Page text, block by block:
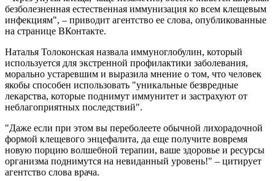
безболезненная естественная иммунизация ко всем клещевым
инфекциям", – приводит агентство ее слова, опубликованные
на странице ВКонтакте.
Наталья Толоконская назвала иммуноглобулин, который
используется для экстренной профилактики заболевания,
морально устаревшим и выразила мнение о том, что человек
якобы способен использовать "уникальные безвредные
лекарства, которые поднимут иммунитет и застрахуют от
неблагоприятных последствий".
"Даже если при этом вы переболеете обычной лихорадочной
формой клещевого энцефалита, да еще получите вовремя
новую порцию волшебной терапии, ваше здоровье и ресурсы
организма поднимутся на невиданный уровень!" – цитирует
агентство слова врача.